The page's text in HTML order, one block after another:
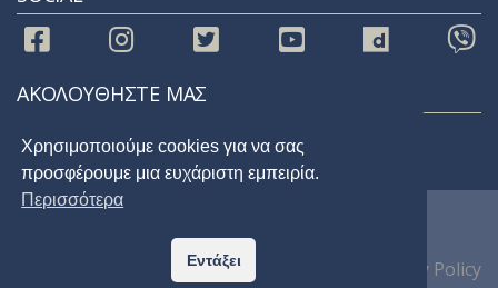
ΑΚΟΛΟΥΘΗΣΤΕ ΜΑΣ
STAR 92.9| All Rights Reserved
Privacy Policy
Χρησιμοποιούμε cookies για να σας
προσφέρουμε μια ευχάριστη εμπειρία.
Περισσότερα
Εντάξει